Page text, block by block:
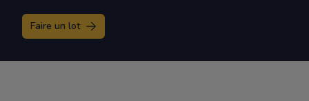
Faire un lot